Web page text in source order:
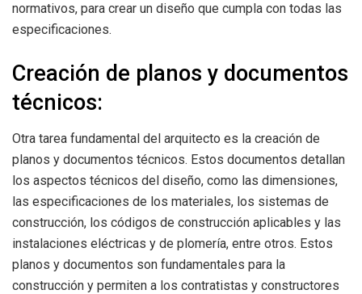
normativos, para crear un diseño que cumpla con todas las
especificaciones.
Creación de planos y documentos
técnicos:
Otra tarea fundamental del arquitecto es la creación de
planos y documentos técnicos. Estos documentos detallan
los aspectos técnicos del diseño, como las dimensiones,
las especificaciones de los materiales, los sistemas de
construcción, los códigos de construcción aplicables y las
instalaciones eléctricas y de plomería, entre otros. Estos
planos y documentos son fundamentales para la
construcción y permiten a los contratistas y constructores